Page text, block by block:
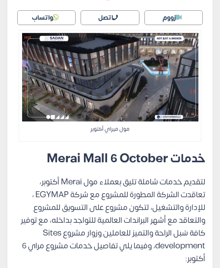
زووم اتصل واتساب
مول ميراي أكتوبر
خدمات Merai Mall 6 October
لتقديم خدمات شاملة تليق بعملاء مول Merai أكتوبر،
تعاقدت الشركة المطورة للمشروع مع شركة EGYMAP ،
للإدارة والتشغيل، لتكون مشروع على التسويق للمشروع
والتعاقد مع أشهر البراندات العالمية للتواجد بداخله، مع توفير
كافة سُبل الراحة والتميز للعاملين وزوار مشروع Sites
development، وفيما يلي تفاصيل خدمات مشروع مراي 6
أكتوبر: